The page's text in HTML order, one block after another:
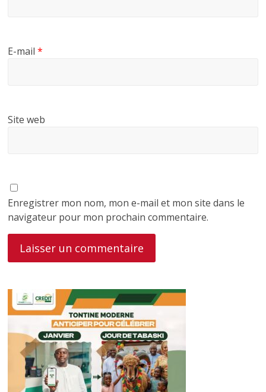
E-mail*
Site web
Enregistrer mon nom, mon e-mail et mon site dans le
navigateur pour mon prochain commentaire.